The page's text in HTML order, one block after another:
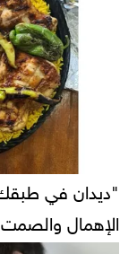
"ديدان في
الإهمال